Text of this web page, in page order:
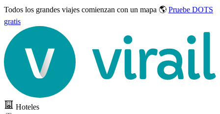
Todos los grandes viajes comienzan con un mapa 🌎 Pruebe DOTS
gratis
Hoteles